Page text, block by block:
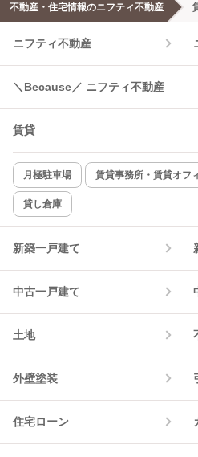
不動産・住宅情報のニフティ不動産
ニフティ不動産
＼Because／ ニフティ不動産
賃貸
月極駐車場 賃貸事務所・賃貸オフ
貸し倉庫
新築一戸建て
中古一戸建て
土地
外壁塗装
住宅ローン